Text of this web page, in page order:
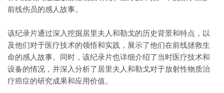
前线伤员的感人故事。
该纪录片通过深入挖掘居里夫人和勒戈的历史背景和特点，以
及他们对于医疗技术的领悟和实践，展示了他们在前线拯救生
命的感人故事。同时，该纪录片也详细介绍了当时医疗技术和
设备的情况，并深入分析了居里夫人和勒戈对于放射性物质治
疗癌症的研究成果和应用价值。